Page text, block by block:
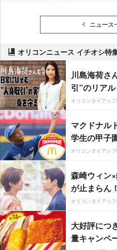
ニュース
オリコンニュース イチオシ特
川島海荷さ
引”のリアル
オリコンタイアッ
マクドナル
学生の甲子
オリコンタイアッ
森崎ウィン
が止まらん！
オリコンタイアッ
大好評につ
量キャンペ